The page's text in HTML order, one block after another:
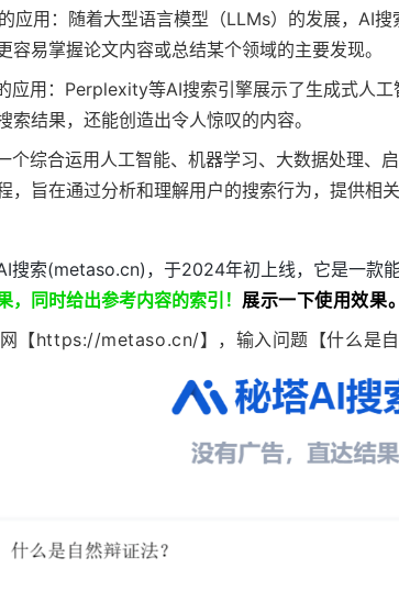
应用：随着大型语言模型（LLMs）的发展，AI
容易掌握论文内容或总结某个领域的主要发现。
应用：Perplexity等AI搜索引擎展示了生成式人
索结果，还能创造出令人惊叹的内容。
个综合运用人工智能、机器学习、大数据处理、
，旨在通过分析和理解用户的搜索行为，提供相
搜索(metaso.cn)，于2024年初上线，它是一款
，同时给出参考内容的索引！ 展示一下使用效果。
【https://metaso.cn/】，输入问题【什么是自